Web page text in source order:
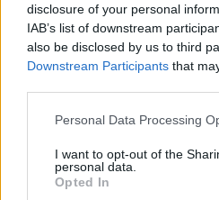
disclosure of your personal
IAB’s list of downstream
also be disclosed by us to third
Downstream Participants that
Please note that this website/
not limited to your visit or usage
grant or deny consent to Google
use your data for below
Personal Data Processing
I want to opt-out of the
personal data.
Opted In